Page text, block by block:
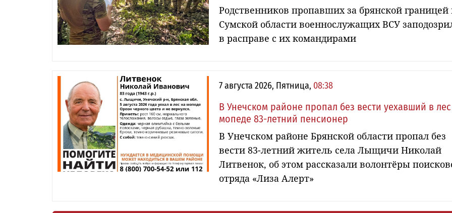
Родственников пропавших за брянской границей
Сумской области военнослужащих ВСУ
в расправе с их командирами
7 августа 2026, Пятница, 08:38
В Унечском районе пропал без вести уехавший в
мопеде 83-летний пенсионер
В Унечском районе Брянской области пропал без
вести 83-летний житель села Лыщичи Николай
Литвенок, об этом рассказали волонтёры
отряда «Лиза Алерт»